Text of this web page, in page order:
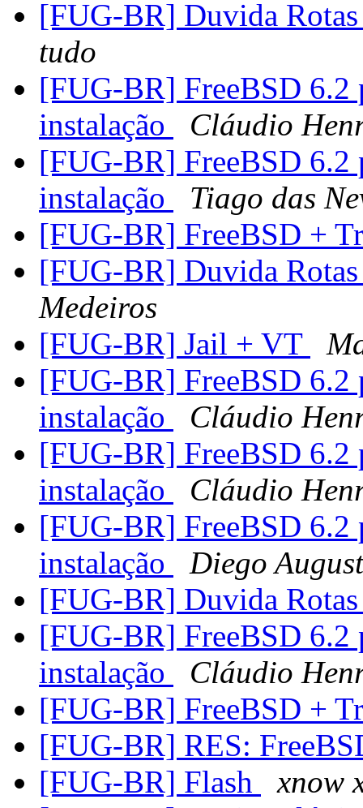
[FUG-BR] Duvida
tudo
[FUG-BR] FreeBSD 6.2
instalação
Cláudio
[FUG-BR] FreeBSD 6.2
instalação
Tiago das
[FUG-BR] FreeBSD +
[FUG-BR] Duvida
Medeiros
[FUG-BR] Jail + VT
[FUG-BR] FreeBSD 6.2
instalação
Cláudio
[FUG-BR] FreeBSD 6.2
instalação
Cláudio
[FUG-BR] FreeBSD 6.2
instalação
Diego
[FUG-BR] Duvida
[FUG-BR] FreeBSD 6.2
instalação
Cláudio
[FUG-BR] FreeBSD +
[FUG-BR] RES:
[FUG-BR] Flash
xnow